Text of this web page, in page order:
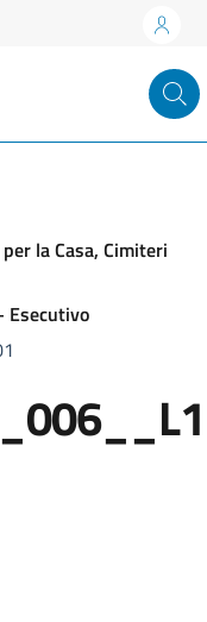
la Casa, Cimiteri
Esecutivo